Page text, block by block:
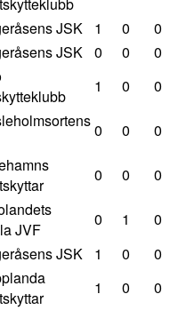
JSK 1 0
0
JSK 0 0
0
1 0 0
0 0 0
0 0 0
JVF
0 1
0
JSK 1 0
0
1 0 0